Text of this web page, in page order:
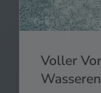
Voller